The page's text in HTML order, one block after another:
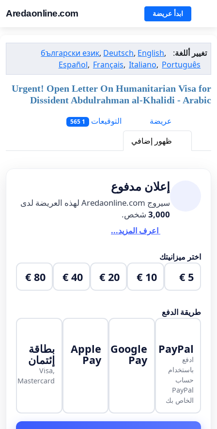
Aredaonline.com ابدأ عريضة
تغيير أللغة:
български език, Deutsch, English,
Español, Français, Italiano, Português
Urgent! Open Letter On Humanitarian Visa for
Dissident Abdulrahman al-Khalidi - Arabic
عريضة
التوقيعات 1 565
ظهور إضافي
إعلان مدفوع
سيروج Aredaonline.com لهذه العريضة لدى
3,000 شخص.
اعرف المزيد...
اختر ميزانيتك
5 €
10 €
20 €
40 €
80 €
طريقة الدفع
PayPal
ادفع
باستخدام
حساب
PayPal
الخاص بك
Google
Pay
Apple
Pay
بطاقة
إئتمان
Visa,
Mastercard